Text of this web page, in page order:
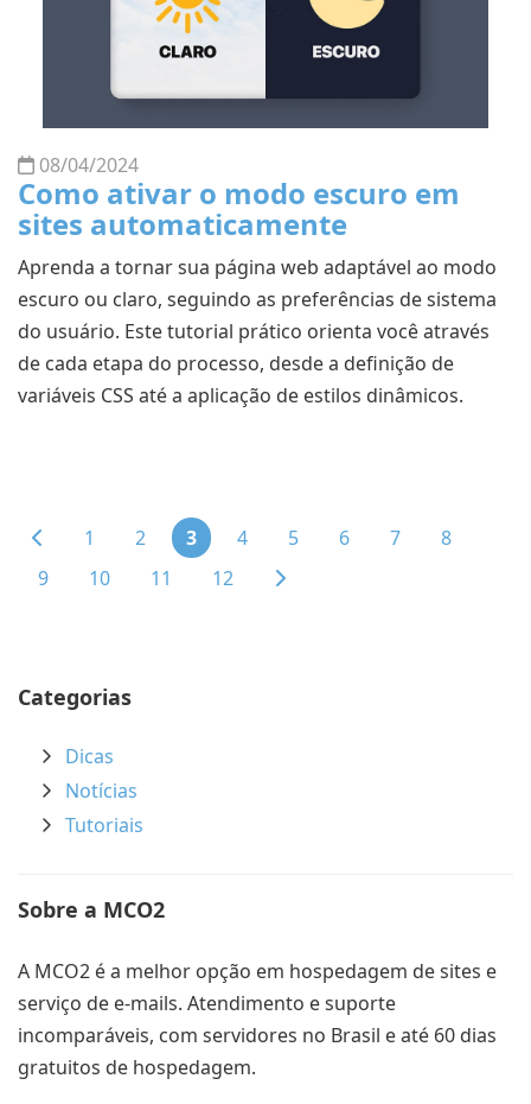
08/04/2024
Como ativar o modo escuro em
sites automaticamente
Aprenda a tornar sua página web adaptável ao modo
escuro ou claro, seguindo as preferências de sistema
do usuário. Este tutorial prático orienta você através
de cada etapa do processo, desde a definição de
variáveis CSS até a aplicação de estilos dinâmicos.
1 2 3 4 5 6 7
8
9
10 11 12
Categorias
Dicas
Notícias
Tutoriais
Sobre a MCO2
A MCO2 é a melhor opção em hospedagem de sites e
serviço de e-mails. Atendimento e suporte
incomparáveis, com servidores no Brasil e até 60 dias
gratuitos de hospedagem.